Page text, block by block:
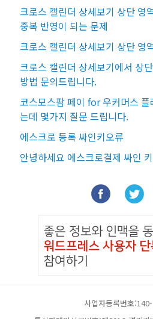
크로스 캘린더 상세보기 상단 영
중복 반영이 되는 문제
크로스 캘린더 상세보기 상단 영
크로스 캘린더 상세보기에서 상
방법 문의드립니다.
코스모스팜 페이 for 우커머스
는데 몇가지 질문 드립니다.
에스크로 등록 싸인키오류
안녕하세요 에스크로결제 싸인
사업자등록번호